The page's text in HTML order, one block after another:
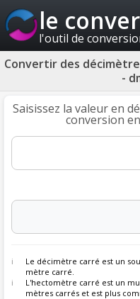
le
l'outil de
Convertir des
-
Saisissez la valeur en
conversion
Le décimètre carré est un
mètre carré.
L'hectomètre carré est un
mètres carrés et est plus